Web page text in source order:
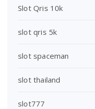
Slot Qris 10k
slot qris 5k
slot spaceman
slot thailand
slot777